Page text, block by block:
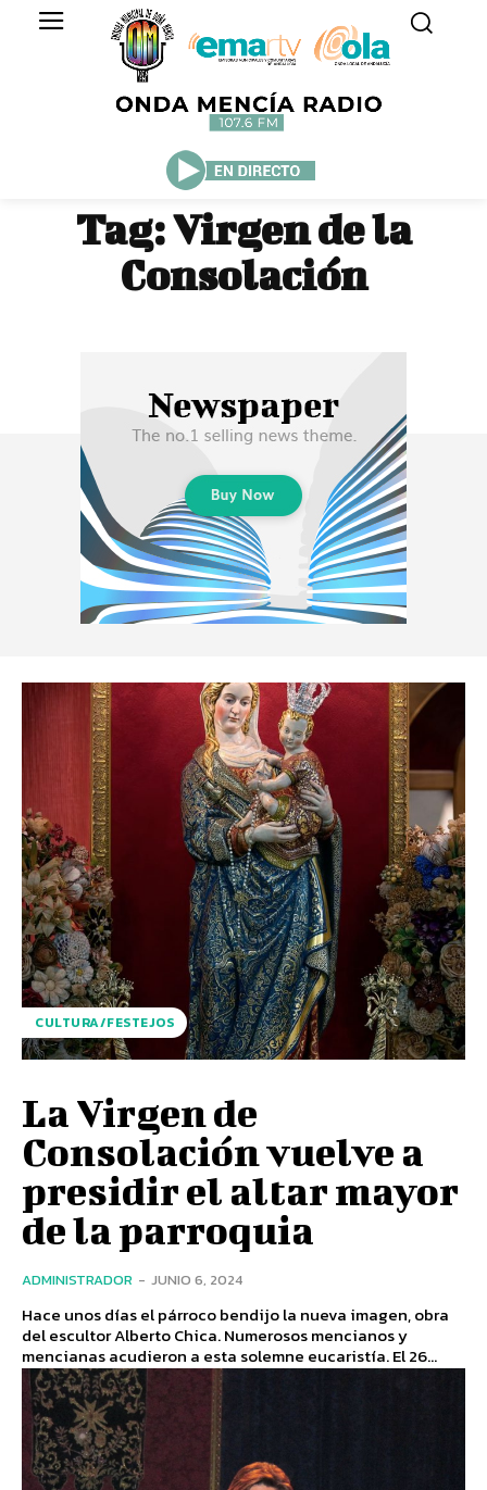
Tag:Virgen de la
Consolación
CULTURA/FESTEJOS
La Virgen de
Consolación vuelve a
presidir el altar mayor
de la parroquia
ADMINISTRADOR - JUNIO 6, 2024
Hace unos días el párroco bendijo la nueva imagen, obra
del escultor Alberto Chica. Numerosos mencianos y
mencianas acudieron a esta solemne eucaristía. El 26...